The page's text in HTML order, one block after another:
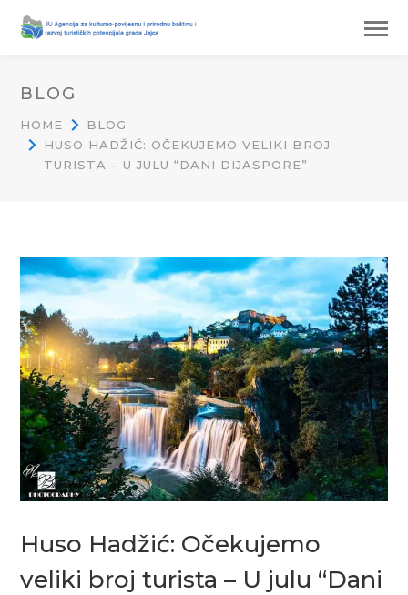
BLOG
HOME
BLOG
HUSO HADŽIĆ: OČEKUJEMO VELIKI BROJ
TURISTA – U JULU “DANI DIJASPORE”
Huso Hadžić: Očekujemo
veliki broj turista – U julu “Dani